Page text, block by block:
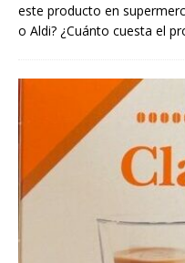
este producto en
o Aldi? ¿Cuánto cuesta el